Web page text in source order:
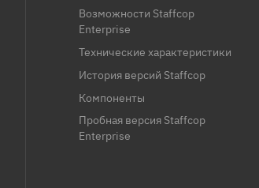
Возможности Staffcop
Enterprise
Технические характеристики
История версий Staffcop
Компоненты
Пробная версия Staffcop
Enterprise